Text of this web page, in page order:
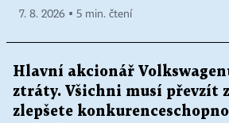
7. 8. 2026 ▪ 5 min. čtení
Hlavní akcionář
ztráty. Všichni musí převzít
zlepšete